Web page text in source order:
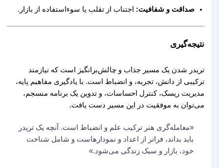
صداقت و شفافیت:اجتناب از تقلب یا سوءاستفاده از بازار.
نتیجه‌گیری
تریدر شدن یک مسیر جذاب و چالش‌برانگیز است که نیازمند
ترکیبی از دانش، تجربه، و انضباط است. با یادگیری مفاهیم پایه،
مدیریت ریسک، کنترل احساسات، و تدوین یک برنامه منسجم،
می‌توان به موفقیت در این مسیر دست یافت.
«معامله‌گری هنر ترکیب علم و انضباط است. آنچه یک تریدر
باید بداند، فراتر از اعداد و نمودارهاست و شامل شناخت
خود، بازار و سبک زندگی می‌شود.»